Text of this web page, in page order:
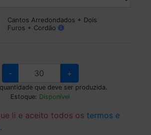
Cantos Arredondados + Dois
Furos + Cordão
- +
que deve ser produzida.
Estoque: Disponível
li e aceito todos ostermos e
.